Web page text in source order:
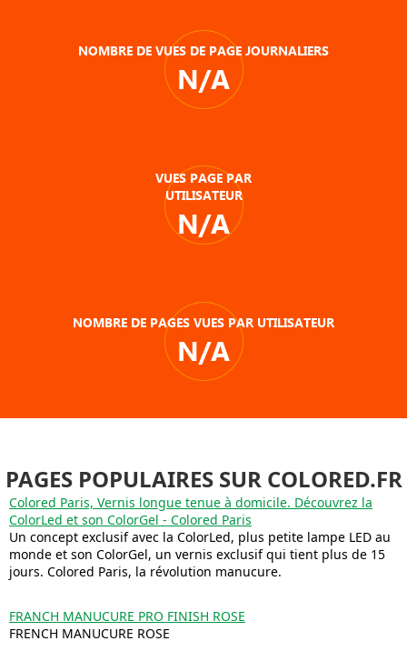
NOMBRE DE VUES DE PAGE JOURNALIERS
N/A
VUES PAGE PAR
UTILISATEUR
N/A
NOMBRE DE PAGES VUES PAR UTILISATEUR
N/A
PAGES POPULAIRES SUR COLORED.FR
Colored Paris, Vernis longue tenue à domicile. Découvrez la
ColorLed et son ColorGel - Colored Paris
Un concept exclusif avec la ColorLed, plus petite lampe LED au
monde et son ColorGel, un vernis exclusif qui tient plus de 15
jours. Colored Paris, la révolution manucure.
FRANCH MANUCURE PRO FINISH ROSE
FRENCH MANUCURE ROSE